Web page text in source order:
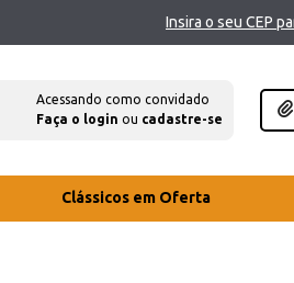
Insira o seu CEP
Acessando como convidado
Faça o login ou cadastre-se
Clássicos em Oferta